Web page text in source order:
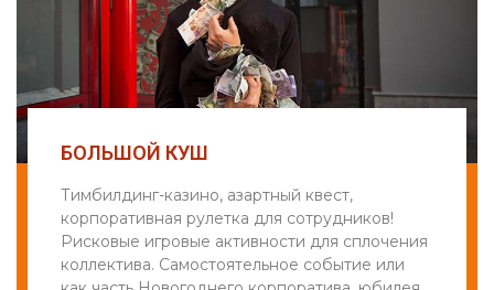
БОЛЬШОЙ КУШ
Тимбилдинг-казино, азартный квест,
корпоративная рулетка для сотрудников!
Рисковые игровые активности для сплочения
коллектива. Самостоятельное событие или